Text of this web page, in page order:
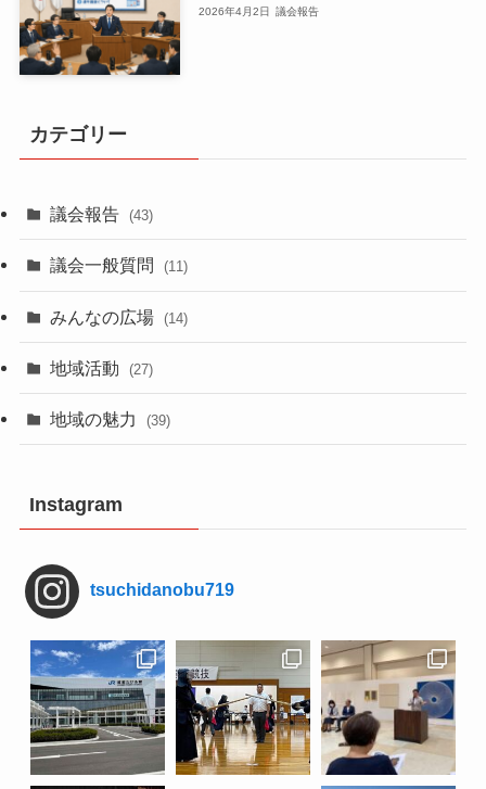
2026年4月2日 議会報告
カテゴリー
議会報告 (43)
議会一般質問 (11)
みんなの広場 (14)
地域活動 (27)
地域の魅力 (39)
Instagram
tsuchidanobu719